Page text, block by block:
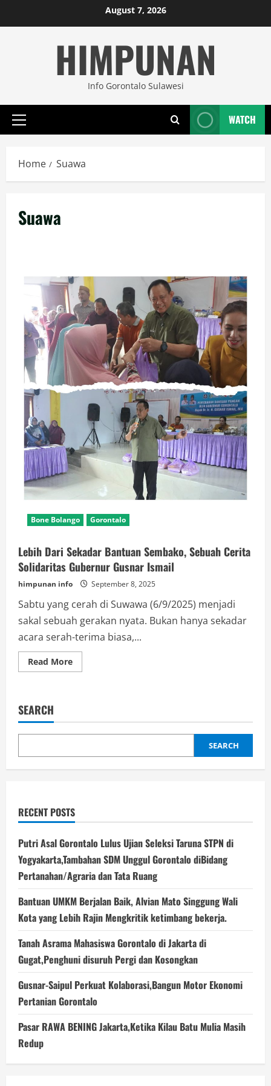
to
August 7, 2026
HIMPUNAN
Info Gorontalo Sulawesi
Primary
WATCH
Home Suawa
Suawa
Bone Bolango Gorontalo
Lebih Dari Sekadar Bantuan Sembako, Sebuah Cerita
Solidaritas Gubernur Gusnar Ismail
himpunan info September 8, 2025
Sabtu yang cerah di Suwawa (6/9/2025) menjadi
sakal sebuah gerakan nyata. Bukan hanya sekadar
acara serah-terima biasa,...
Read MoreRead
more
Sembako,
Cerita
Gubernur
Ismail
SEARCH
SEARCH
RECENT POSTS
Putri Asal Gorontalo Lulus Ujian Seleksi Taruna STPN di
Yogyakarta,Tambahan SDM Unggul Gorontalo diBidang
Pertanahan/Agraria dan Tata Ruang
Bantuan UMKM Berjalan Baik, Alvian Mato Singgung Wali
Kota yang Lebih Rajin Mengkritik ketimbang bekerja.
Tanah Asrama Mahasiswa Gorontalo di Jakarta di
Gugat,Penghuni disuruh Pergi dan Kosongkan
Gusnar-Saipul Perkuat Kolaborasi,Bangun Motor Ekonomi
Pertanian Gorontalo
Pasar RAWA BENING Jakarta,Ketika Kilau Batu Mulia Masih
Redup